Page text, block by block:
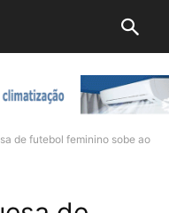
de futebol feminino sobe ao